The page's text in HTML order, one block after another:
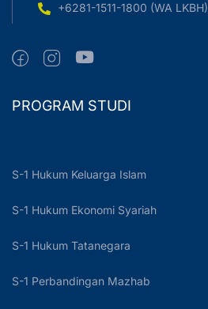
+6281-1511-1800 (WA LKBH)
PROGRAM STUDI
S-1 Hukum Keluarga Islam
S-1 Hukum Ekonomi Syariah
S-1 Hukum Tatanegara
S-1 Perbandingan Mazhab